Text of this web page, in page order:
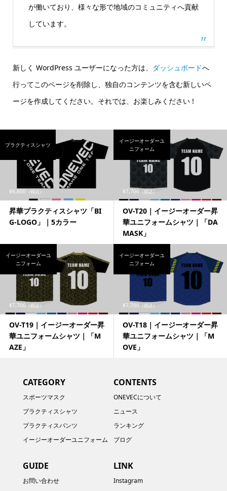
が働いており、様々な形で地域のコミュニティへ貢献
しています。
新しく WordPress ユーザーになった方は、 ダッシュボードへ
行ってこのページを削除し、独自のコンテンツを含む新しいペ
ージを作成してください。それでは、お楽しみください !
¥6,600 （税込）
昇華プラクティスシャツ「BI
G-LOGO」｜5カラー
プラクティスシャツ
¥7,700 （税込）
OV-T20｜イージーオーダー昇
華ユニフォームシャツ｜「DA
MASK」
イージーオーダーユ
ニフォーム
¥7,700（税込）
OV-T19｜イージーオーダー昇
華ユニフォームシャツ｜「M
AZE」
イージーオーダーユ
ニフォーム
¥7,700 （税込）
OV-T18｜イージーオーダー昇
華ユニフォームシャツ｜「M
OVE」
イージーオーダーユ
ニフォーム
CATEGORY
スポーツマスク
プラクティスシャツ
プラクティスパンツ
イージーオーダーユニフォーム
CONTENTS
ONEVECについて
ニュース
ランキング
ブログ
GUIDE
お問い合わせ
LINK
Instagram